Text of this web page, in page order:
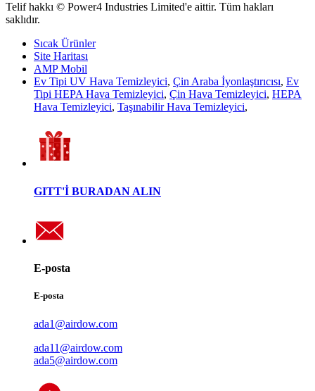
Telif hakkı © Power4 Industries Limited'e aittir. Tüm hakları
saklıdır.
Sıcak Ürünler
Site Haritası
AMP Mobil
Ev Tipi UV Hava Temizleyici, Çin Araba İyonlaştırıcısı, Ev
Tipi HEPA Hava Temizleyici, Çin Hava Temizleyici, HEPA
Hava Temizleyici, Taşınabilir Hava Temizleyici,
GITT'İ BURADAN ALIN
E-posta
E-posta
ada1@airdow.com
ada11@airdow.com
ada5@airdow.com